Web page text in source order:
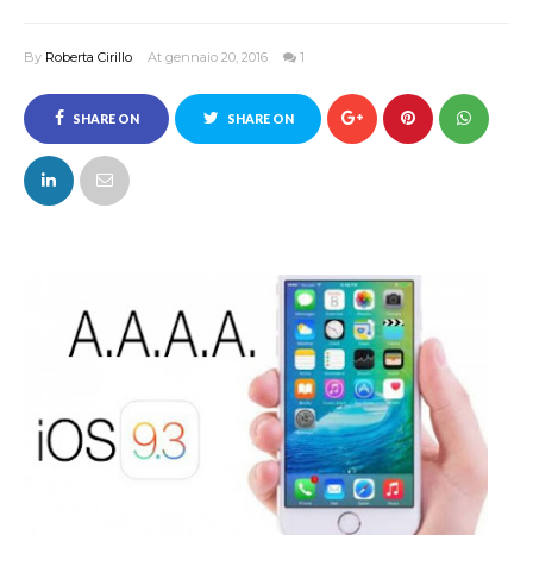
By Roberta Cirillo At gennaio 20, 2016 1
SHARE ON
FACEBOOK
SHARE ON